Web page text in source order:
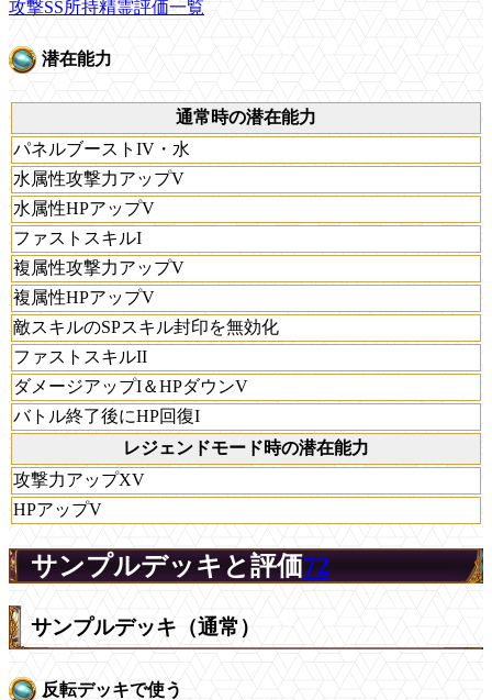
攻撃SS所持精霊評価一覧
潜在能力
通常時の潜在能力
パネルブーストIV・水
水属性攻撃力アップV
水属性HPアップV
ファストスキルI
複属性攻撃力アップV
複属性HPアップV
敵スキルのSPスキル封印を無効化
ファストスキルII
ダメージアップI＆HPダウンV
バトル終了後にHP回復I
レジェンドモード時の潜在能力
攻撃力アップXV
HPアップV
サンプルデッキと評価72
サンプルデッキ（通常）
反転デッキで使う